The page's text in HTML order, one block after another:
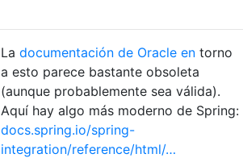
La documentación de Oracle en torno
a esto parece bastante obsoleta
(aunque probablemente sea válida).
Aquí hay algo más moderno de Spring:
docs.spring.io/spring-
integration/reference/html/…